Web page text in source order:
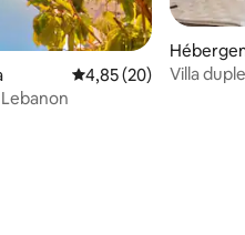
Évaluation moyenne
4,85 (20)
Villa